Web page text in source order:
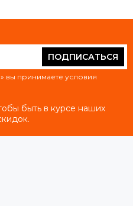
ПОДПИСАТЬСЯ
вы принимаете условия
быть в курсе наших